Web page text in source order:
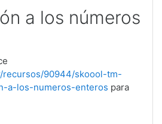
a los números
recursos/90944/skoool-tm-
a-los-numeros-enteros para